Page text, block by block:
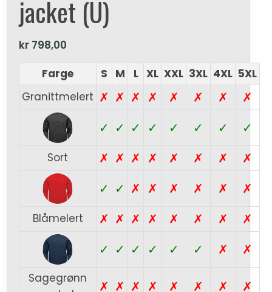
jacket (U)
kr 798,00
Farge
S M L XL XXL 3XL 4XL 5XL
Granittmelert ✗ ✗ ✗ ✗ ✗ ✗ ✗
✗
✓ ✓ ✓ ✓ ✓ ✓ ✓ ✓
Sort ✗ ✗ ✗ ✗ ✗ ✗ ✗
✗
✓ ✓ ✗ ✗ ✗ ✗ ✗ ✗
Blåmelert ✗ ✗ ✗ ✗ ✗ ✗ ✗
✗
✓ ✓ ✓ ✓ ✓ ✓ ✗ ✗
Sagegrønn
✗ ✗ ✗ ✗ ✗ ✗ ✗ ✗